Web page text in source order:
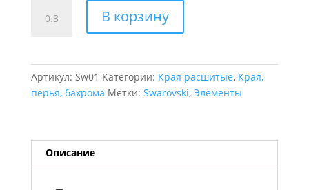
товара
В корзину
Артикул: Sw01 Категории: Края расшитые, Края,
перья, бахрома Метки: Swarovski, Элементы
Описание